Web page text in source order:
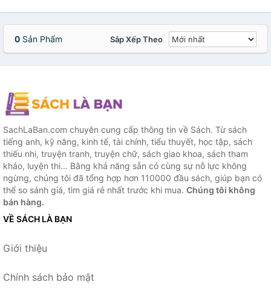
0 Sản Phẩm Sắp Xếp Theo
SachLaBan.com chuyên cung cấp thông tin về Sách. Từ sách
tiếng anh, kỹ năng, kinh tế, tài chính, tiểu thuyết, học tập, sách
thiếu nhi, truyện tranh, truyện chữ, sách giao khoa, sách tham
khảo, luyện thi... Bằng khả năng sẵn có cùng sự nỗ lực không
ngừng, chúng tôi đã tổng hợp hơn 110000 đầu sách, giúp bạn có
thể so sánh giá, tìm giá rẻ nhất trước khi mua. Chúng tôi không
bán hàng.
VỀ SÁCH LÀ BẠN
Giới thiệu
Chính sách bảo mật